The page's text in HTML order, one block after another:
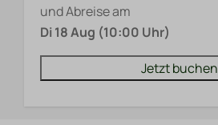
und Abreise am
Di 18 Aug (10:00 Uhr)
Jetzt buchen